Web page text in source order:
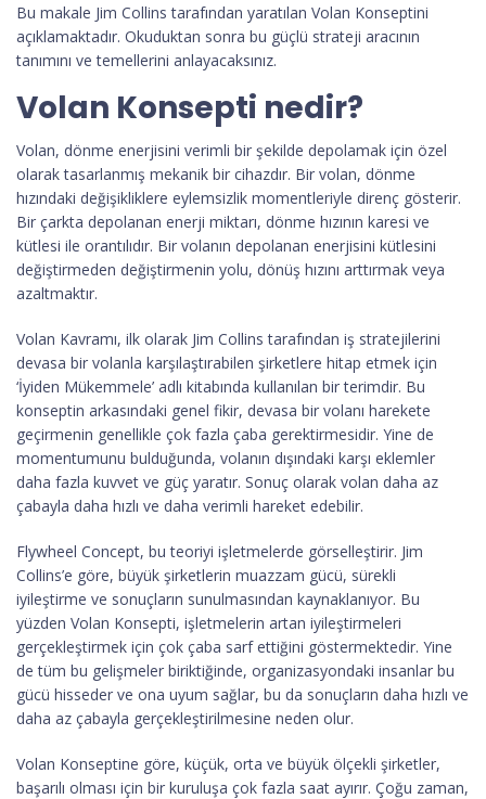
Bu makale Jim Collins tarafından yaratılan Volan Konseptini
açıklamaktadır. Okuduktan sonra bu güçlü strateji aracının
tanımını ve temellerini anlayacaksınız.
Volan Konsepti nedir?
Volan, dönme enerjisini verimli bir şekilde depolamak için özel
olarak tasarlanmış mekanik bir cihazdır. Bir volan, dönme
hızındaki değişikliklere eylemsizlik momentleriyle direnç gösterir.
Bir çarkta depolanan enerji miktarı, dönme hızının karesi ve
kütlesi ile orantılıdır. Bir volanın depolanan enerjisini kütlesini
değiştirmeden değiştirmenin yolu, dönüş hızını arttırmak veya
azaltmaktır.
Volan Kavramı, ilk olarak Jim Collins tarafından iş stratejilerini
devasa bir volanla karşılaştırabilen şirketlere hitap etmek için
‘İyiden Mükemmele’ adlı kitabında kullanılan bir terimdir. Bu
konseptin arkasındaki genel fikir, devasa bir volanı harekete
geçirmenin genellikle çok fazla çaba gerektirmesidir. Yine de
momentumunu bulduğunda, volanın dışındaki karşı eklemler
daha fazla kuvvet ve güç yaratır. Sonuç olarak volan daha az
çabayla daha hızlı ve daha verimli hareket edebilir.
Flywheel Concept, bu teoriyi işletmelerde görselleştirir. Jim
Collins’e göre, büyük şirketlerin muazzam gücü, sürekli
iyileştirme ve sonuçların sunulmasından kaynaklanıyor. Bu
yüzden Volan Konsepti, işletmelerin artan iyileştirmeleri
gerçekleştirmek için çok çaba sarf ettiğini göstermektedir. Yine
de tüm bu gelişmeler biriktiğinde, organizasyondaki insanlar bu
gücü hisseder ve ona uyum sağlar, bu da sonuçların daha hızlı ve
daha az çabayla gerçekleştirilmesine neden olur.
Volan Konseptine göre, küçük, orta ve büyük ölçekli şirketler,
başarılı olması için bir kuruluşa çok fazla saat ayırır. Çoğu zaman,